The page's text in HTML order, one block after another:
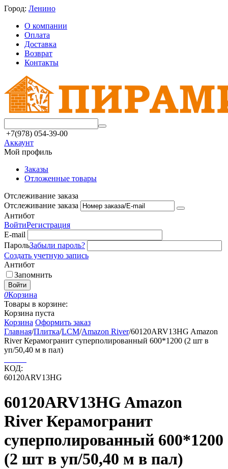
Город: Ленино
О компании
Оплата
Доставка
Возврат
Контакты
+7(978) 054-39-00
Аккаунт
Мой профиль
Заказы
Отложенные товары
Отслеживание заказа
Отслеживание заказа
Антибот
ВойтиРегистрация
E-mail
ПарольЗабыли пароль?
Создать учетную запись
Антибот
Запомнить
Войти
0Корзина
Товары в корзине:
Корзина пуста
Корзина Оформить заказ
Главная/Плитка/LCM/Amazon River/60120ARV13HG Amazon
River Керамогранит суперполированный 600*1200 (2 шт в
уп/50,40 м в пал)
КОД:
60120ARV13HG
60120ARV13HG Amazon
River Керамогранит
суперполированный 600*1200
(2 шт в уп/50,40 м в пал)